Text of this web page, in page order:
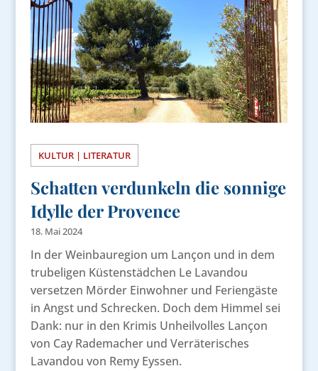
KULTUR | LITERATUR
Schatten verdunkeln die sonnige
Idylle der Provence
18. Mai 2024
In der Weinbauregion um Lançon und in dem
trubeligen Küstenstädchen Le Lavandou
versetzen Mörder Einwohner und Feriengäste
in Angst und Schrecken. Doch dem Himmel sei
Dank: nur in den Krimis Unheilvolles Lançon
von Cay Rademacher und Verräterisches
Lavandou von Remy Eyssen.